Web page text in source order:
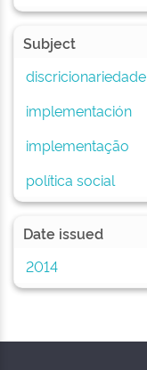
Subject
discricionariedade
implementación
implementação
política social
Date issued
2014